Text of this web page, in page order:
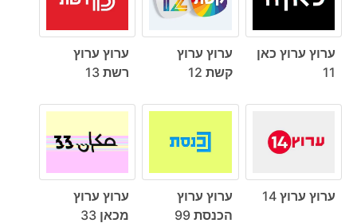
ערוץ ערוץ כאן
11
ערוץ ערוץ
קשת 12
ערוץ ערוץ
רשת 13
ערוץ ערוץ 14
ערוץ ערוץ
הכנסת 99
ערוץ ערוץ
מכאן 33